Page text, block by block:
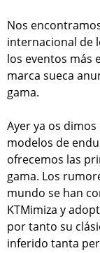
Nos
internacional de
los eventos más
marca sueca
gama.
Ayer ya os
modelos de
ofrecemos las
gama. Los
mundo se han
KTMimiza y
por tanto su
inferido tanta